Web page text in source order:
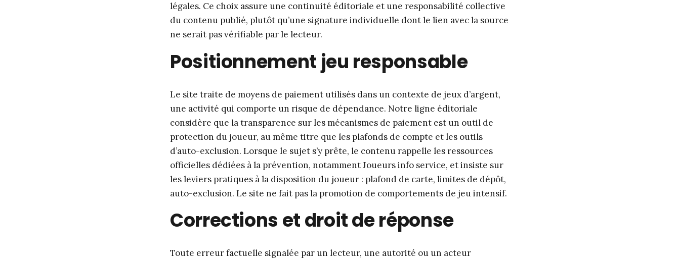
légales. Ce choix assure une continuité éditoriale et une responsabilité collective
du contenu publié, plutôt qu’une signature individuelle dont le lien avec la source
ne serait pas vérifiable par le lecteur.
Positionnement jeu responsable
Le site traite de moyens de paiement utilisés dans un contexte de jeux d’argent,
une activité qui comporte un risque de dépendance. Notre ligne éditoriale
considère que la transparence sur les mécanismes de paiement est un outil de
protection du joueur, au même titre que les plafonds de compte et les outils
d’auto-exclusion. Lorsque le sujet s’y prête, le contenu rappelle les ressources
officielles dédiées à la prévention, notamment Joueurs info service, et insiste sur
les leviers pratiques à la disposition du joueur : plafond de carte, limites de dépôt,
auto-exclusion. Le site ne fait pas la promotion de comportements de jeu intensif.
Corrections et droit de réponse
Toute erreur factuelle signalée par un lecteur, une autorité ou un acteur